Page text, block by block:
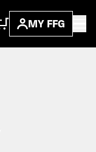
MY FFG